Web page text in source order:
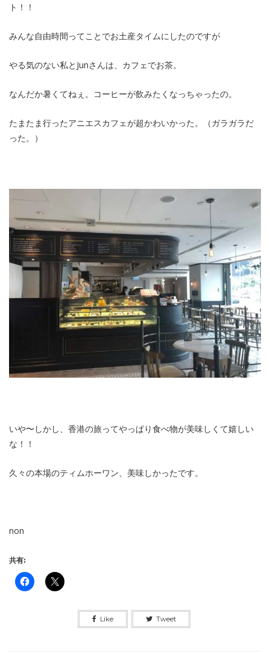
ト！！
みんな自由時間ってことでお土産タイムにしたのですが
やる気のない私とJunさんは、カフェでお茶。
なんだか暑くてねぇ。コーヒーが飲みたくなっちゃったの。
たまたま行ったアニエスカフェが超かわいかった。（ガラガラだ
った。）
いや〜しかし、香港の旅ってやっぱり食べ物が美味しくて嬉しい
な！！
久々の本場のティムホーワン、美味しかったです。
non
共有:
Like Tweet